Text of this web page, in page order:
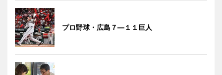
プロ野球・広島７―１１巨人